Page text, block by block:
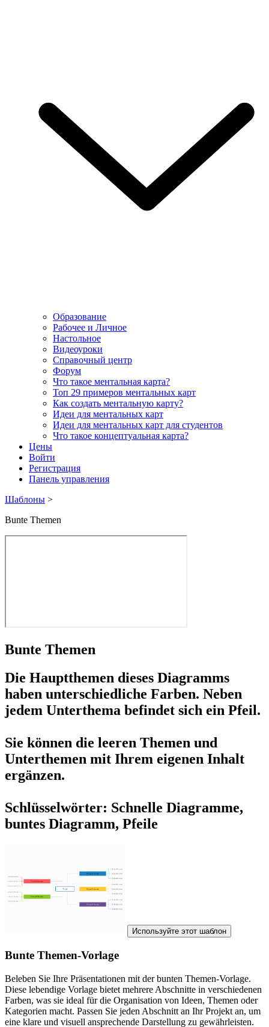
Образование
Рабочее и Личное
Настольное
Видеоуроки
Справочный центр
Форум
Что такое ментальная карта?
Топ 29 примеров ментальных карт
Как создать ментальную карту?
Идеи для ментальных карт
Идеи для ментальных карт для студентов
Что такое концептуальная карта?
Цены
Войти
Регистрация
Панель управления
Шаблоны >
Bunte Themen
Bunte Themen
Die Hauptthemen dieses Diagramms
haben unterschiedliche Farben. Neben
jedem Unterthema befindet sich ein Pfeil.
Sie können die leeren Themen und
Unterthemen mit Ihrem eigenen Inhalt
ergänzen.
Schlüsselwörter: Schnelle Diagramme,
buntes Diagramm, Pfeile
Используйте этот шаблон
Bunte Themen-Vorlage
Beleben Sie Ihre Präsentationen mit der bunten Themen-Vorlage.
Diese lebendige Vorlage bietet mehrere Abschnitte in verschiedenen
Farben, was sie ideal für die Organisation von Ideen, Themen oder
Kategorien macht. Passen Sie jeden Abschnitt an Ihr Projekt an, um
eine klare und visuell ansprechende Darstellung zu gewährleisten.